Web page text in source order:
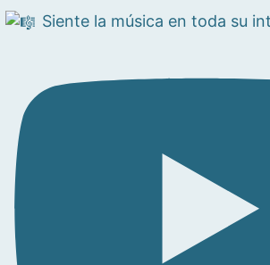
Siente la música en toda su